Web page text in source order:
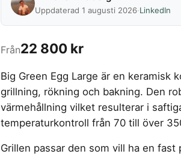
Uppdaterad 1 augusti 2026·LinkedIn
Från22 800 kr
Big Green Egg Large är en keramisk
grillning, rökning och bakning. Den
värmehållning vilket resulterar i
temperaturkontroll från 70 till över
Grillen passar den som vill ha en